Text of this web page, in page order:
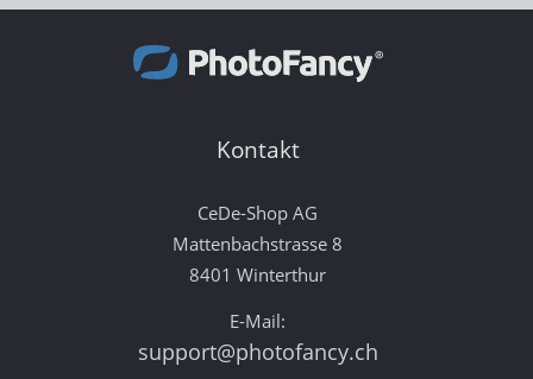
Kontakt
CeDe-Shop AG
Mattenbachstrasse 8
8401 Winterthur
E-Mail:
support@photofancy.ch